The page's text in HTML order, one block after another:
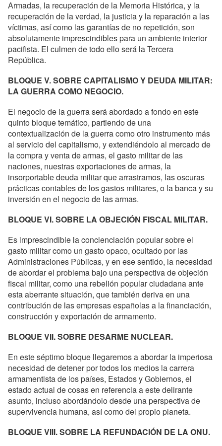
Armadas, la recuperación de la Memoria Histórica, y la
recuperación de la verdad, la justicia y la reparación a las
víctimas, así como las garantías de no repetición, son
absolutamente imprescindibles para un ambiente interior
pacifista. El culmen de todo ello será la Tercera
República.
BLOQUE V. SOBRE CAPITALISMO Y DEUDA MILITAR:
LA GUERRA COMO NEGOCIO.
El negocio de la guerra será abordado a fondo en este
quinto bloque temático, partiendo de una
contextualización de la guerra como otro instrumento más
al servicio del capitalismo, y extendiéndolo al mercado de
la compra y venta de armas, el gasto militar de las
naciones, nuestras exportaciones de armas, la
insorportable deuda militar que arrastramos, las oscuras
prácticas contables de los gastos militares, o la banca y su
inversión en el negocio de las armas.
BLOQUE VI. SOBRE LA OBJECIÓN FISCAL MILITAR.
Es imprescindible la concienciación popular sobre el
gasto militar como un gasto opaco, ocultado por las
Administraciones Públicas, y en ese sentido, la necesidad
de abordar el problema bajo una perspectiva de objeción
fiscal militar, como una rebelión popular ciudadana ante
esta aberrante situación, que también deriva en una
contribución de las empresas españolas a la financiación,
construcción y exportación de armamento.
BLOQUE VII. SOBRE DESARME NUCLEAR.
En este séptimo bloque llegaremos a abordar la imperiosa
necesidad de detener por todos los medios la carrera
armamentista de los países, Estados y Gobiernos, el
estado actual de cosas en referencia a este delirante
asunto, incluso abordándolo desde una perspectiva de
supervivencia humana, así como del propio planeta.
BLOQUE VIII. SOBRE LA REFUNDACIÓN DE LA ONU.